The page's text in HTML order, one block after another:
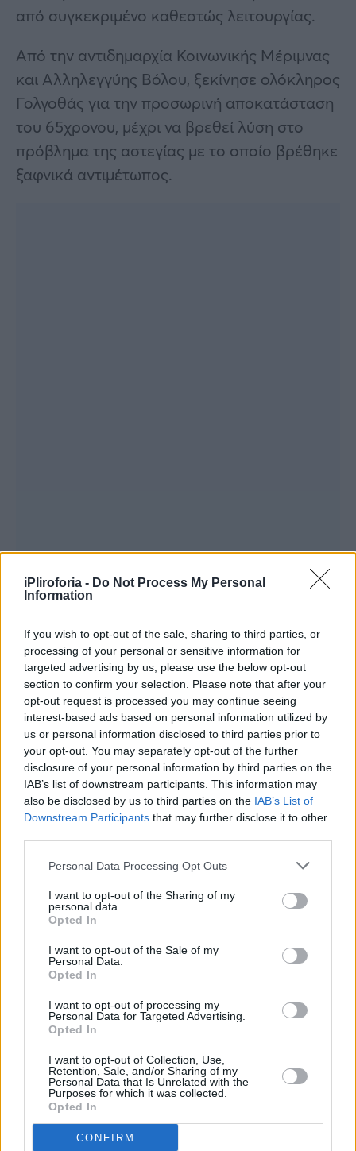
iPliroforia - Do Not Process My Personal
Information
If you wish to opt-out of the sale, sharing to third parties, or
processing of your personal or sensitive information for
targeted advertising by us, please use the below opt-out
section to confirm your selection. Please note that after your
opt-out request is processed you may continue seeing
interest-based ads based on personal information utilized by
us or personal information disclosed to third parties prior to
your opt-out. You may separately opt-out of the further
disclosure of your personal information by third parties on the
IAB’s list of downstream participants. This information may
also be disclosed by us to third parties on the IAB’s List of
Downstream Participants that may further disclose it to other
Personal Data Processing Opt Outs
I want to opt-out of the Sharing of my
personal data.
Opted In
I want to opt-out of the Sale of my
Personal Data.
Opted In
I want to opt-out of processing my
Personal Data for Targeted Advertising.
Opted In
I want to opt-out of Collection, Use,
Retention, Sale, and/or Sharing of my
Personal Data that Is Unrelated with the
Purposes for which it was collected.
Opted In
CONFIRM
από συγκεκριμένο καθεστώς λειτουργίας.
Από την αντιδημαρχία Κοινωνικής Μέριμνας
και Αλληλεγγύης Βόλου, ξεκίνησε ολόκληρος
Γολγοθάς για την προσωρινή αποκατάσταση
του 65χρονου, μέχρι να βρεθεί λύση στο
πρόβλημα της αστεγίας με το οποίο βρέθηκε
ξαφνικά αντιμέτωπος.
Συνεντεύξεις 18/11/2025
Δήμητρα Δερζέκου: «Λέω τη δική μου
αλήθεια»
Συνεντεύξεις 18/11/2025
να σου πει ποιος είσαι»